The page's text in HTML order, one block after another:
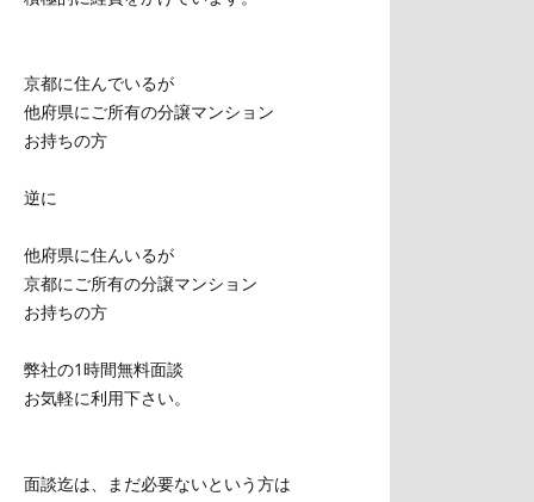
京都に住んでいるが
他府県にご所有の分譲マンション
お持ちの方
逆に
他府県に住んいるが
京都にご所有の分譲マンション
お持ちの方
弊社の1時間無料面談
お気軽に利用下さい。
面談迄は、まだ必要ないという方は